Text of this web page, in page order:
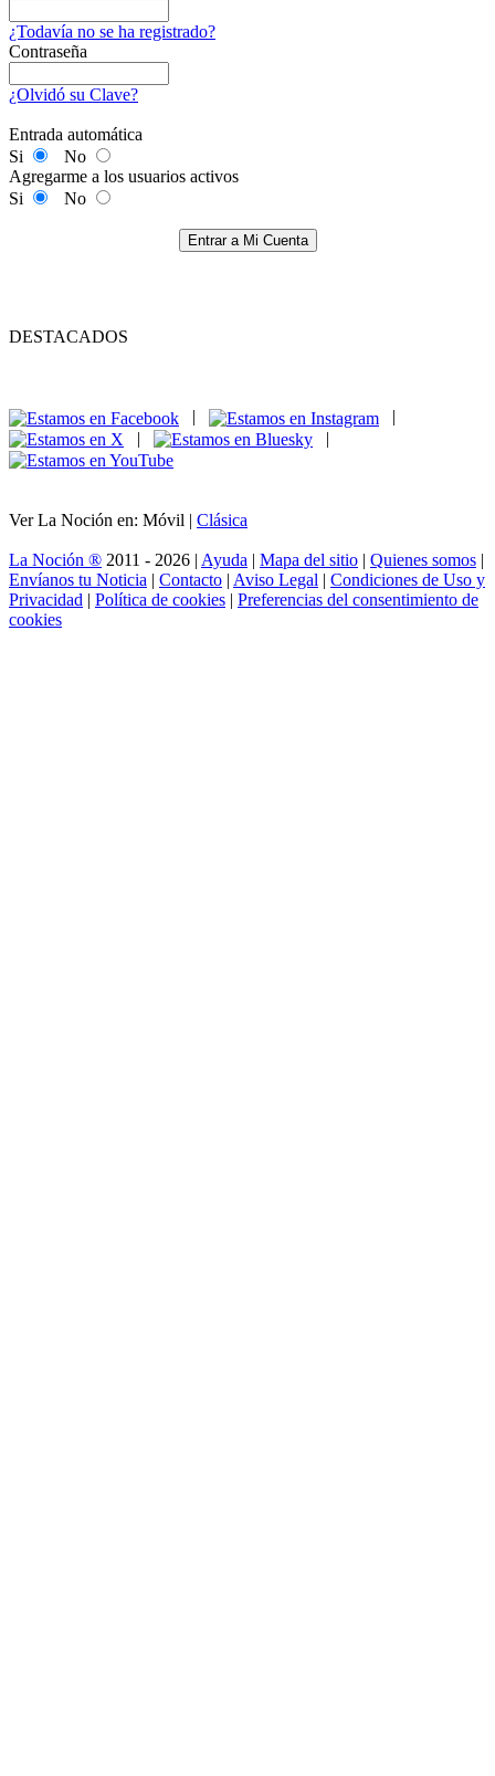
¿Todavía no se ha registrado?
Contraseña
¿Olvidó su Clave?
Entrada automática
Si
No
Agregarme a los usuarios activos
Si
No
Entrar a Mi Cuenta
DESTACADOS
|
|
Ver La Noción en: Móvil | Clásica
La Noción ® 2011 - 2026 | Ayuda | Mapa del sitio | Quienes somos |
Envíanos tu Noticia | Contacto | Aviso Legal | Condiciones de Uso y
Privacidad | Política de cookies | Preferencias del consentimiento de
cookies